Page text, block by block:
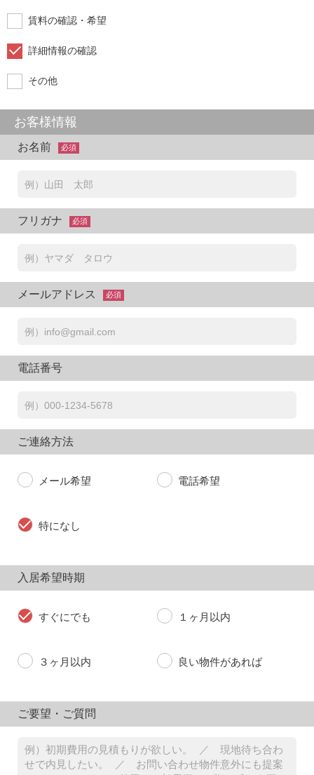
賃料の確認・希望
詳細情報の確認
その他
お客様情報
お名前 必須
フリガナ 必須
メールアドレス 必須
電話番号
ご連絡方法
メール希望 電話希望
特になし
入居希望時期
すぐにでも １ヶ月以内
３ヶ月以内 良い物件があれば
ご要望・ご質問